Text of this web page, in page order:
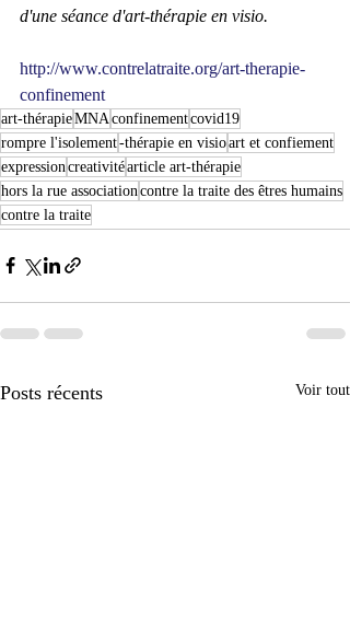
d'une séance d'art-thérapie en visio.
http://www.contrelatraite.org/art-therapie-
confinement
art-thérapieMNA confinementcovid19
rompre l'isolement-thérapie en visioart et confiement
expression creativitéarticle art-thérapie
hors la rue association contre la traite des êtres humains
contre la traite
Posts récents Voir tout